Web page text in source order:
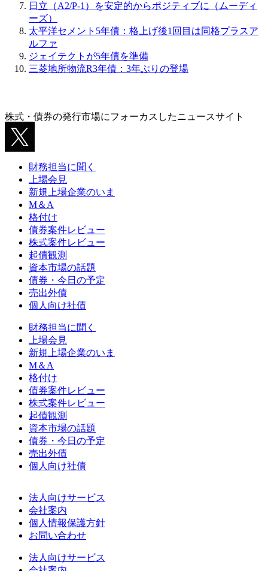
日立（A2/P-1）を安定的からポジティブに（ムーディ
ーズ）
太平洋セメント5年債：格上げ後1回目は同格プラスア
ルファ
ジェイテクトが5年債を準備
三菱地所物流R3年債：3年ぶりの登場
株式・債券の発行市場にフォーカスしたニュースサイト
財務担当に聞く
上場会見
新規上場企業のいま
M＆A
格付け
債券案件レビュー
株式案件レビュー
起債観測
資本市場の話題
債券・今日の予定
売出外債
個人向け社債
財務担当に聞く
上場会見
新規上場企業のいま
M＆A
格付け
債券案件レビュー
株式案件レビュー
起債観測
資本市場の話題
債券・今日の予定
売出外債
個人向け社債
法人向けサービス
会社案内
個人情報保護方針
お問い合わせ
法人向けサービス